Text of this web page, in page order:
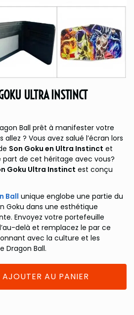
ULTRA INSTINCT
Ball prêt à manifester votre
? Vous avez salué l’écran lors
Son Goku en Ultra Instinct et
part de cet héritage avec vous?
Goku Ultra Instinct est conçu
Ball unique englobe une partie du
Goku dans une esthétique
Envoyez votre portefeuille
delà et remplacez le par ce
avec la culture et les
Dragon Ball.
AJOUTER AU PANIER